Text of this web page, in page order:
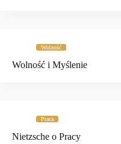
Wolność
Wolność i Myślenie
Praca
Nietzsche o Pracy